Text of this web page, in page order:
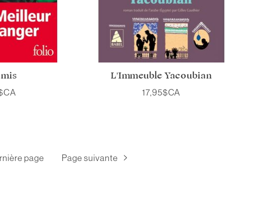
L'Immeuble Yacoubian
17,95$CA
page Page suivante